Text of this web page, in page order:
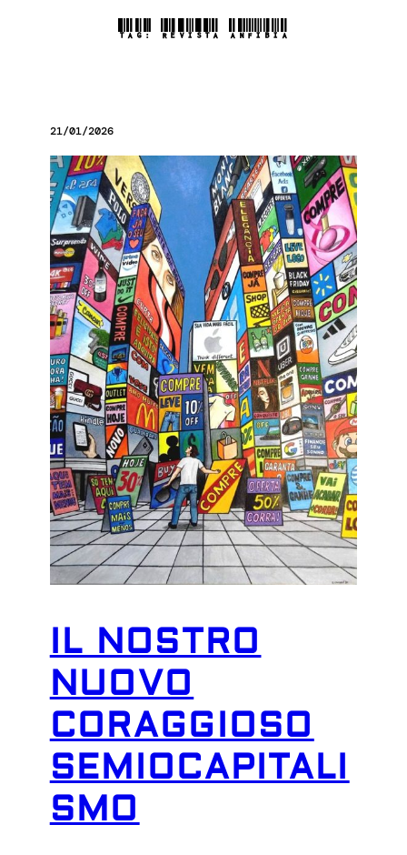
TAG: REVISTA ANFIBIA
21/01/2026
IL NOSTRO
NUOVO
CORAGGIOSO
SEMIOCAPITALI
SMO